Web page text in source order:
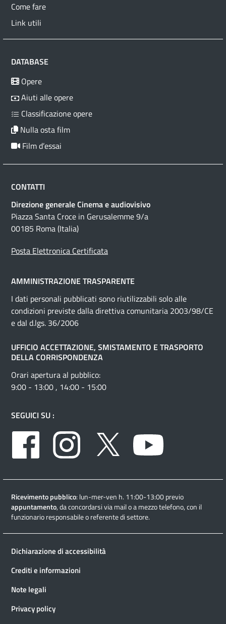
Come fare
Link utili
DATABASE
Opere
Aiuti alle opere
Classificazione opere
Nulla osta film
Film d’essai
CONTATTI
Direzione generale Cinema e audiovisivo
Piazza Santa Croce in Gerusalemme 9/a
00185 Roma (Italia)
Posta Elettronica Certificata
AMMINISTRAZIONE TRASPARENTE
I dati personali pubblicati sono riutilizzabili solo alle
condizioni previste dalla direttiva comunitaria 2003/98/CE
e dal d.lgs. 36/2006
UFFICIO ACCETTAZIONE, SMISTAMENTO E TRASPORTO
DELLA CORRISPONDENZA
Orari apertura al pubblico:
9:00 - 13:00 , 14:00 - 15:00
SEGUICI SU :
Facebook
Instagram Twitter
Ricevimento pubblico: lun-mer-ven h. 11:00-13:00 previo
appuntamento, da concordarsi via mail o a mezzo telefono, con il
funzionario responsabile o referente di settore.
Dichiarazione di accessibilità
Crediti e informazioni
Note legali
Privacy policy